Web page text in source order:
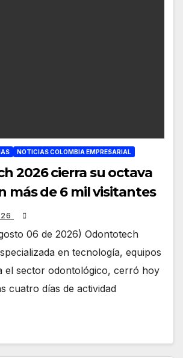
NOTICIAS COLOMBIA EMPRESARIAL
2026 cierra su octava
más de 6 mil visitantes
06 de 2026) Odontotech
en tecnología, equipos
el sector odontológico, cerró hoy
cuatro días de actividad